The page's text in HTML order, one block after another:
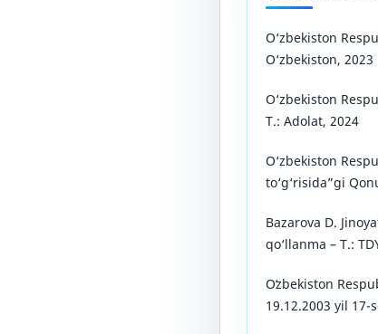
O‘zbekiston
O‘zbekiston, 2023
O‘zbekiston
T.: Adolat, 2024
O‘zbekiston
to‘g‘risida”gi
Bazarova D.
qo‘llanma – T.:
Oʻzbekiston
19.12.2003 yil 17-